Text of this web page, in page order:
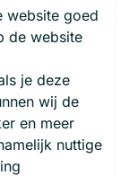
website goed
de website
je deze
wij de
en meer
nuttige